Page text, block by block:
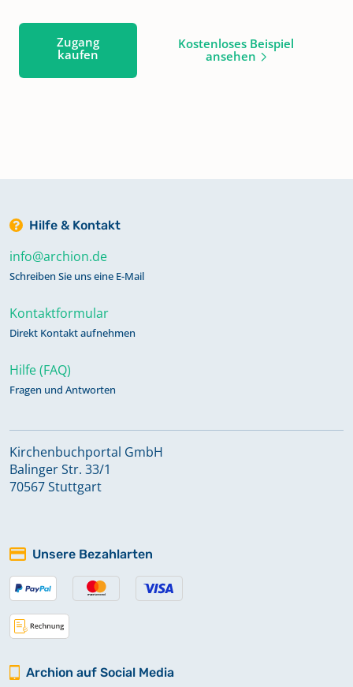
Zugang
kaufen
Kostenloses Beispiel
ansehen
Hilfe & Kontakt
info@archion.de
Schreiben Sie uns eine E-Mail
Kontaktformular
Direkt Kontakt aufnehmen
Hilfe (FAQ)
Fragen und Antworten
Kirchenbuchportal GmbH
Balinger Str. 33/1
70567 Stuttgart
Unsere Bezahlarten
Archion auf Social Media